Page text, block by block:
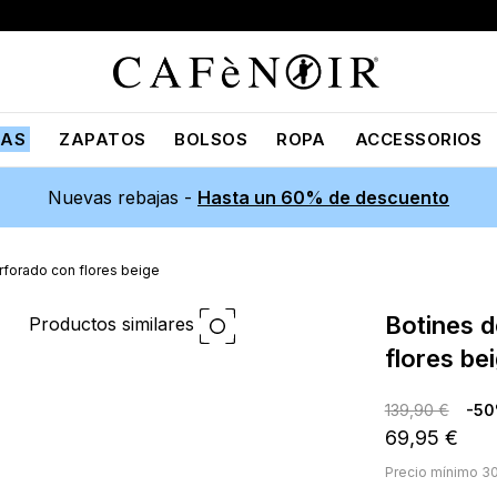
ZAPATOS BOLSOS ROPA ACCESSORIOS
Nuevas rebajas - Hasta un 60% de descuento
con flores beige
Productos similares
botines de ante perforado con
flores
139,90 € -
69,95 €
Precio mínimo